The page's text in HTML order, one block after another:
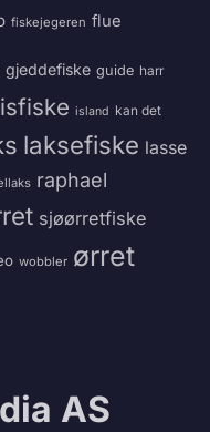
fiskejegeren flue
gjeddefiske guide harr
isfiske island kan det
laksefiske lasse
raphael
sjøørretfiske
wobbler ørret
AS